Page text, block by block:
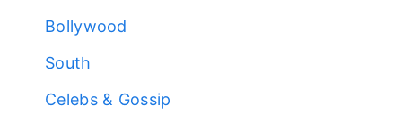
Bollywood
South
Celebs & Gossip